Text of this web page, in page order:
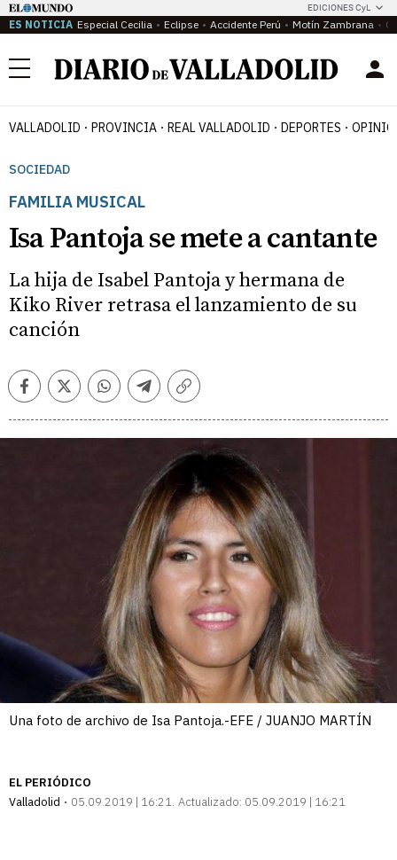
EDICIONES CyL
ES NOTICIA Especial Cecilia Eclipse Accidente Perú Motín Zambrana
Menú
VALLADOLID PROVINCIA REAL VALLADOLID DEPORTES
SOCIEDAD
FAMILIA MUSICAL
Isa Pantoja se mete a cantante
La hija de Isabel Pantoja y hermana de
Kiko River retrasa el lanzamiento de su
canción
FacebookTwitterWhatsappTelegramCopiar
Una foto de archivo de Isa Pantoja.-EFE / JUANJO MARTÍN
EL PERIÓDICO
Valladolid
05.09.2019 | 16:21 Actualizado: 05.09.2019 | 16:21